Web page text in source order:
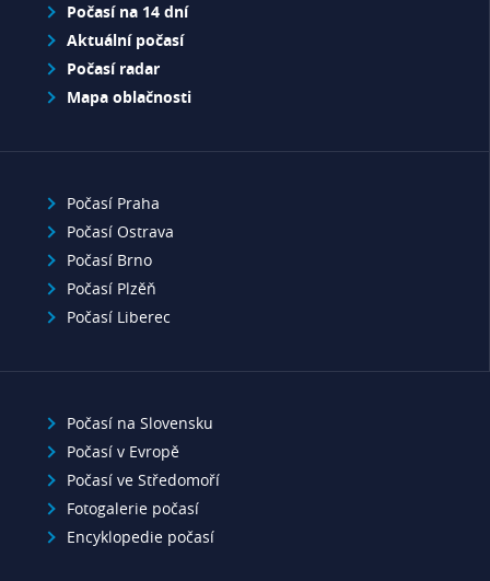
Počasí na 14 dní
Aktuální počasí
Počasí radar
Mapa oblačnosti
Počasí Praha
Počasí Ostrava
Počasí Brno
Počasí Plzěň
Počasí Liberec
Počasí na Slovensku
Počasí v Evropě
Počasí ve Středomoří
Fotogalerie počasí
Encyklopedie počasí